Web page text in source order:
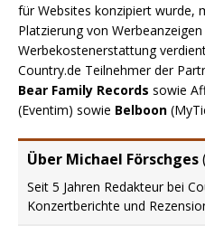
für Websites konzipiert wurde,
Platzierung von
Werbekostenerstattung
Country.de Teilnehmer der
Bear Family Records sowie
(Eventim) sowie Belboon
Über Michael Förschges
Seit 5 Jahren Redakteur bei
Konzertberichte und